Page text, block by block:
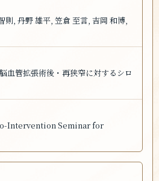
則, 丹野 雄平, 笠倉 至言, 吉岡 和博,
血管拡張術後・再狭窄に対するシロ
Intervention Seminar for